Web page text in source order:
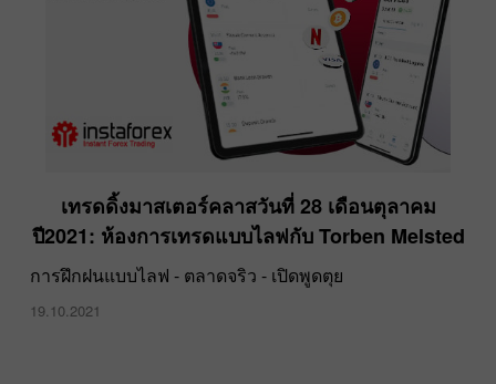
เทรดดิ้งมาสเตอร์คลาสวันที่ 28 เดือนตุลาคม
ปี2021: ห้องการเทรดแบบไลฟกับ Torben Melsted
การฝึกฝนแบบไลฟ - ตลาดจริว - เปิดพูดตุย
19.10.2021